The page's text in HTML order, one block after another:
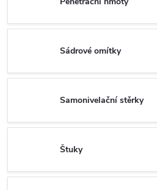
Sádrové omítky
Samonivelační stěrky
Štuky